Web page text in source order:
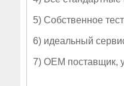
5) Собственное
6) идеальный
7) OEM поставщик,